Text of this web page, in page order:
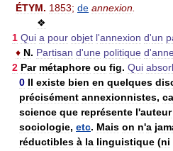
ÉTYM. 1853; de annexion.
❖
1 Qui a pour objet l'annexion d'un
♦ N. Partisan d'une politique d'
2 Par métaphore ou fig. Qui
0 Il existe bien en quelques
précisément annexionnistes,
science que représente l'auteur
sociologie, etc. Mais on n'a
réductibles à la linguistique (ni